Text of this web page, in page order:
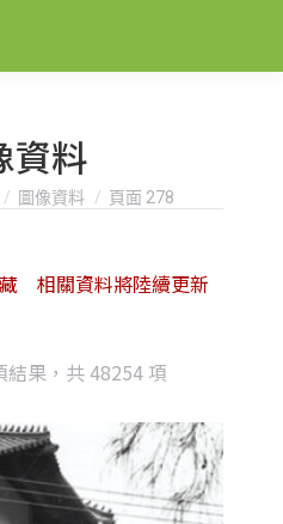
資料
圖像資料 頁面 278
果，共 48254 項
latest
相關資料將陸續更新